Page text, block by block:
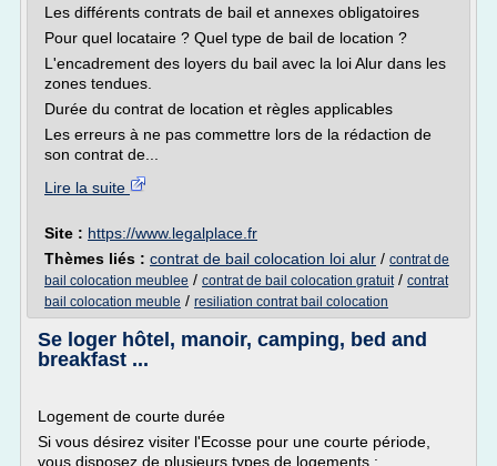
Les différents contrats de bail et annexes obligatoires
Pour quel locataire ? Quel type de bail de location ?
L'encadrement des loyers du bail avec la loi Alur dans les
zones tendues.
Durée du contrat de location et règles applicables
Les erreurs à ne pas commettre lors de la rédaction de
son contrat de...
Lire la suite
Site : https://www.legalplace.fr
Thèmes liés : contrat de bail colocation loi alur / contrat de
bail colocation meublee / contrat de bail colocation gratuit/ contrat
bail colocation meuble / resiliation contrat bail colocation
Se loger hôtel, manoir, camping, bed and
breakfast ...
Logement de courte durée
Si vous désirez visiter l'Ecosse pour une courte période,
vous disposez de plusieurs types de logements :